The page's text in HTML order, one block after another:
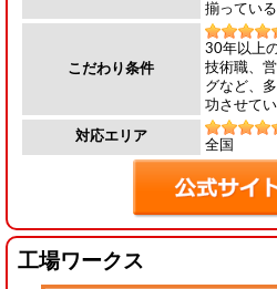
揃っている
こだわり条件
30年以上
技術職、
グなど、
功させてい
対応エリア
全国
工場ワークス